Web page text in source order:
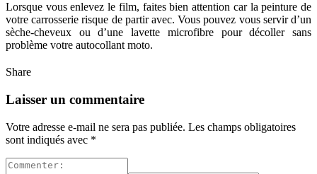
Lorsque vous enlevez le film, faites bien attention car la peinture de
votre carrosserie risque de partir avec. Vous pouvez vous servir d’un
sèche-cheveux ou d’une lavette microfibre pour décoller sans
problème votre autocollant moto.
Share
Laisser un commentaire
Votre adresse e-mail ne sera pas publiée. Les champs obligatoires
sont indiqués avec *